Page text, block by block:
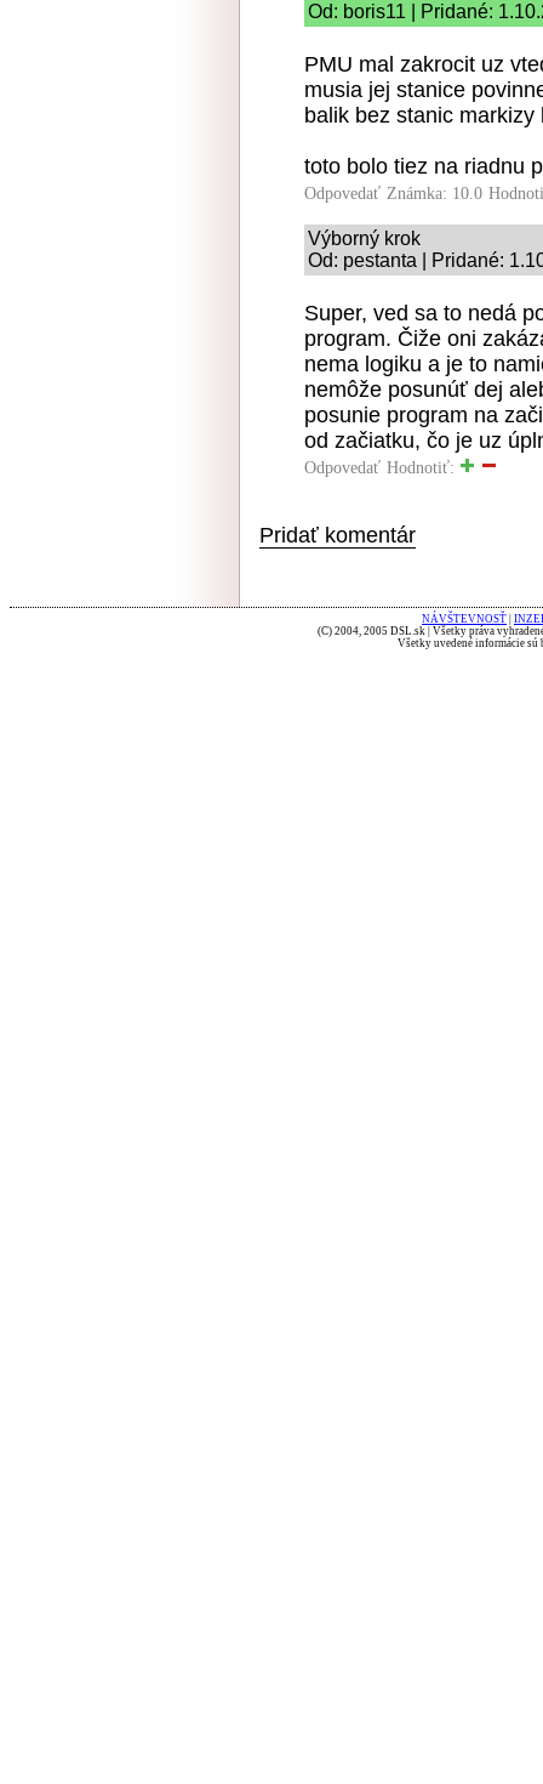
Od: boris11 | Pridané:
PMU mal zakrocit uz
musia jej stanice
balik bez stanic
toto bolo tiez na riadnu
Odpovedať Známka: 10.0
Výborný krok
Od: pestanta | Pridané:
Super, ved sa to nedá
program. Čiže oni
nema logiku a je to
nemôže posunúť dej
posunie program na
od začiatku, čo je uz
Odpovedať Hodnotiť:
Pridať komentár
NÁVŠTEVNOSŤ
(C) 2004, 2005 DSL.sk | Všetky práva
Všetky uvedené informácie sú